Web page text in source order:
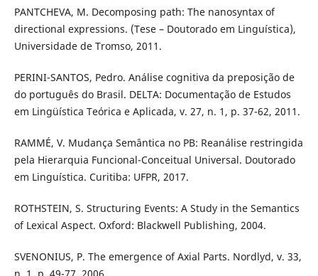
PANTCHEVA, M. Decomposing path: The nanosyntax of
directional expressions. (Tese – Doutorado em Linguística),
Universidade de Tromso, 2011.
PERINI-SANTOS, Pedro. Análise cognitiva da preposição de
do português do Brasil. DELTA: Documentação de Estudos
em Lingüística Teórica e Aplicada, v. 27, n. 1, p. 37-62, 2011.
RAMMÉ, V. Mudança Semântica no PB: Reanálise restringida
pela Hierarquia Funcional-Conceitual Universal. Doutorado
em Linguística. Curitiba: UFPR, 2017.
ROTHSTEIN, S. Structuring Events: A Study in the Semantics
of Lexical Aspect. Oxford: Blackwell Publishing, 2004.
SVENONIUS, P. The emergence of Axial Parts. Nordlyd, v. 33,